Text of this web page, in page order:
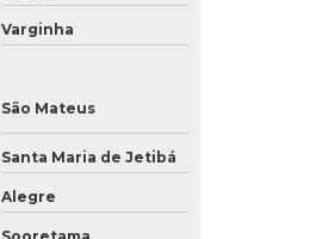
Varginha
São Mateus
Santa Maria de Jetibá
Alegre